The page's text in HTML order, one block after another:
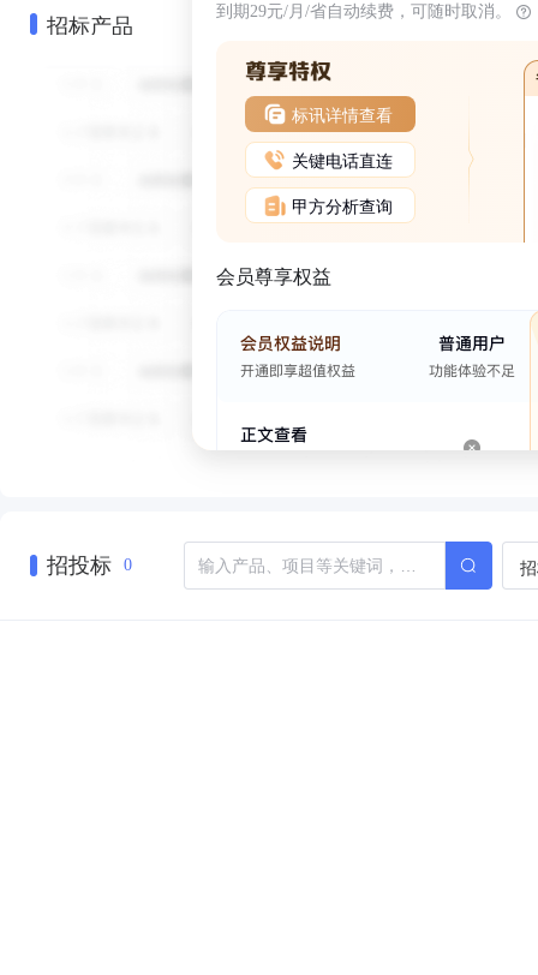
招标产品 到期29元/月/省自动续费，可随时取消。
标讯详情查看
关键电话直连
甲方分析查询
会员尊享权益
招投标 0